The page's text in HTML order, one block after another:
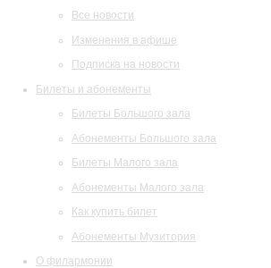
Все новости
Изменения в афише
Подписка на новости
Билеты и абонементы
Билеты Большого зала
Абонементы Большого зала
Билеты Малого зала
Абонементы Малого зала
Как купить билет
Абонементы Музитория
О филармонии